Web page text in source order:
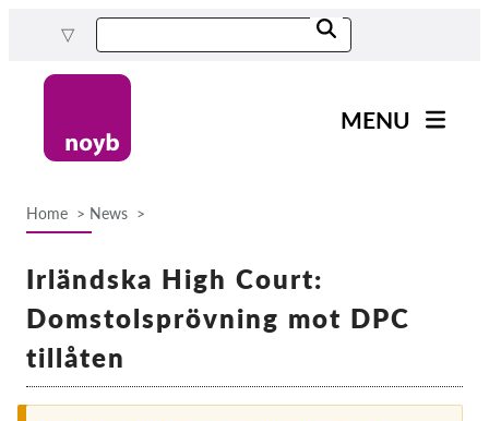
content
MENU
Home News
Irländska High Court:
Domstolsprövning mot DPC
tillåten